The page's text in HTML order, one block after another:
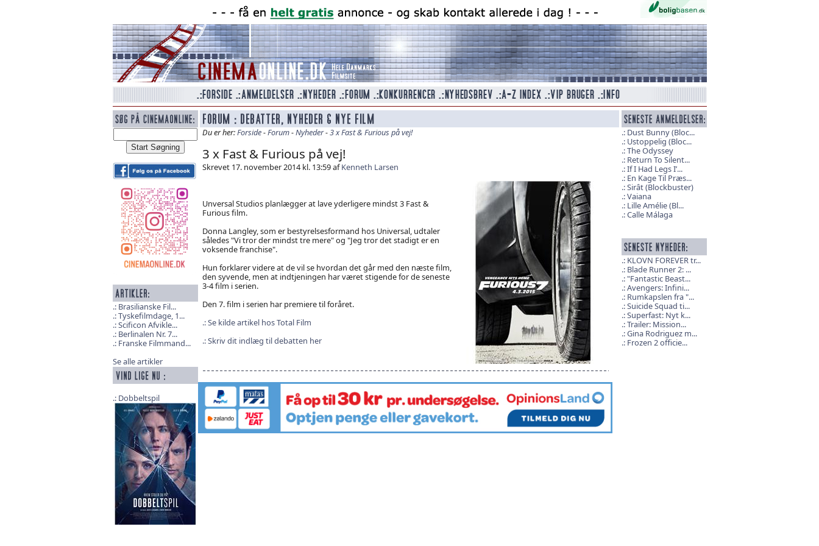
Brasilianske Fil...
Tyskefilmdage, 1...
Scificon Afvikle...
Berlinalen Nr. 7...
Franske Filmmand...
Se alle artikler
Dobbeltspil
Du er her:Forside-Forum-Nyheder-3 x Fast & Furious på vej!
3 x Fast & Furious på vej!
Skrevet 17. november 2014 kl. 13:59 afKenneth Larsen
Unversal Studios planlægger at lave yderligere mindst 3 Fast &
Furious film.
Donna Langley, som er bestyrelsesformand hos Universal, udtaler
således "Vi tror der mindst tre mere" og "Jeg tror det stadigt er en
voksende franchise".
Hun forklarer videre at de vil se hvordan det går med den næste film,
den syvende, men at indtjeningen har været stigende for de seneste
3-4 film i serien.
Den 7. film i serien har premiere til foråret.
Se kilde artikel hos Total Film
Skriv dit indlæg til debatten her
Dust Bunny (Bloc...
Ustoppelig (Bloc...
The Odyssey
Return To Silent...
If I Had Legs I’...
En Kage Til Præs...
Sirât (Blockbuster)
Vaiana
Lille Amélie (Bl...
Calle Málaga
KLOVN FOREVER tr...
Blade Runner 2: ...
"Fantastic Beast...
Avengers: Infini...
Rumkapslen fra "...
Suicide Squad ti...
Superfast: Nyt k...
Trailer: Mission...
Gina Rodriguez m...
Frozen 2 officie...